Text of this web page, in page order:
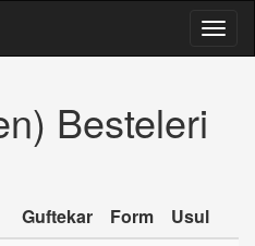
Besteleri
Guftekar Form
Usul